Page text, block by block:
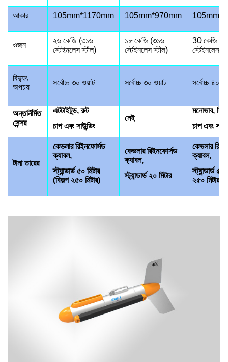
আকার 105mm*1170mm 105mm*970mm
ওজন
২৬ কেজি (৩১৬
স্টেইনলেস স্টীল)
১৮ কেজি (৩১৬
স্টেইনলেস স্টীল)
30 কেজি
স্টেইনলেস
বিদ্যুৎ
অপচয়
সর্বোচ্চ ৩০ ওয়াট সর্বোচ্চ ৩০ ওয়াট সর্বোচ্চ ৪০
অন্তর্নির্মিত
সেন্সর
এটটাইটুড, রুট
চাপ এবং সাউন্ডিং
নেই
মনোভাব,
চাপ এবং
টানা তারের
কেভলার রিইনফোর্সড
ক্যাবল,
স্ট্যান্ডার্ড ৫০ মিটার
(বিকল্প ২৫০ মিটার)
কেভলার রিইনফোর্সড
ক্যাবল,
স্ট্যান্ডার্ড ২০ মিটার
কেভলার
ক্যাবল,
স্ট্যান্ডার্ড ৫০
২৫০ মিটার)